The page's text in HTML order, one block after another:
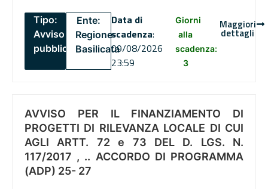
Tipo:
Avviso
pubblico
Ente:
Regione
Basilicata
Data di
scadenza:
09/08/2026
23:59
Giorni
alla
scadenza:
3
Maggiori
dettagli
AVVISO PER IL FINANZIAMENTO DI
PROGETTI DI RILEVANZA LOCALE DI CUI
AGLI ARTT. 72 e 73 DEL D. LGS. N.
117/2017 , .. ACCORDO DI PROGRAMMA
(ADP) 25- 27